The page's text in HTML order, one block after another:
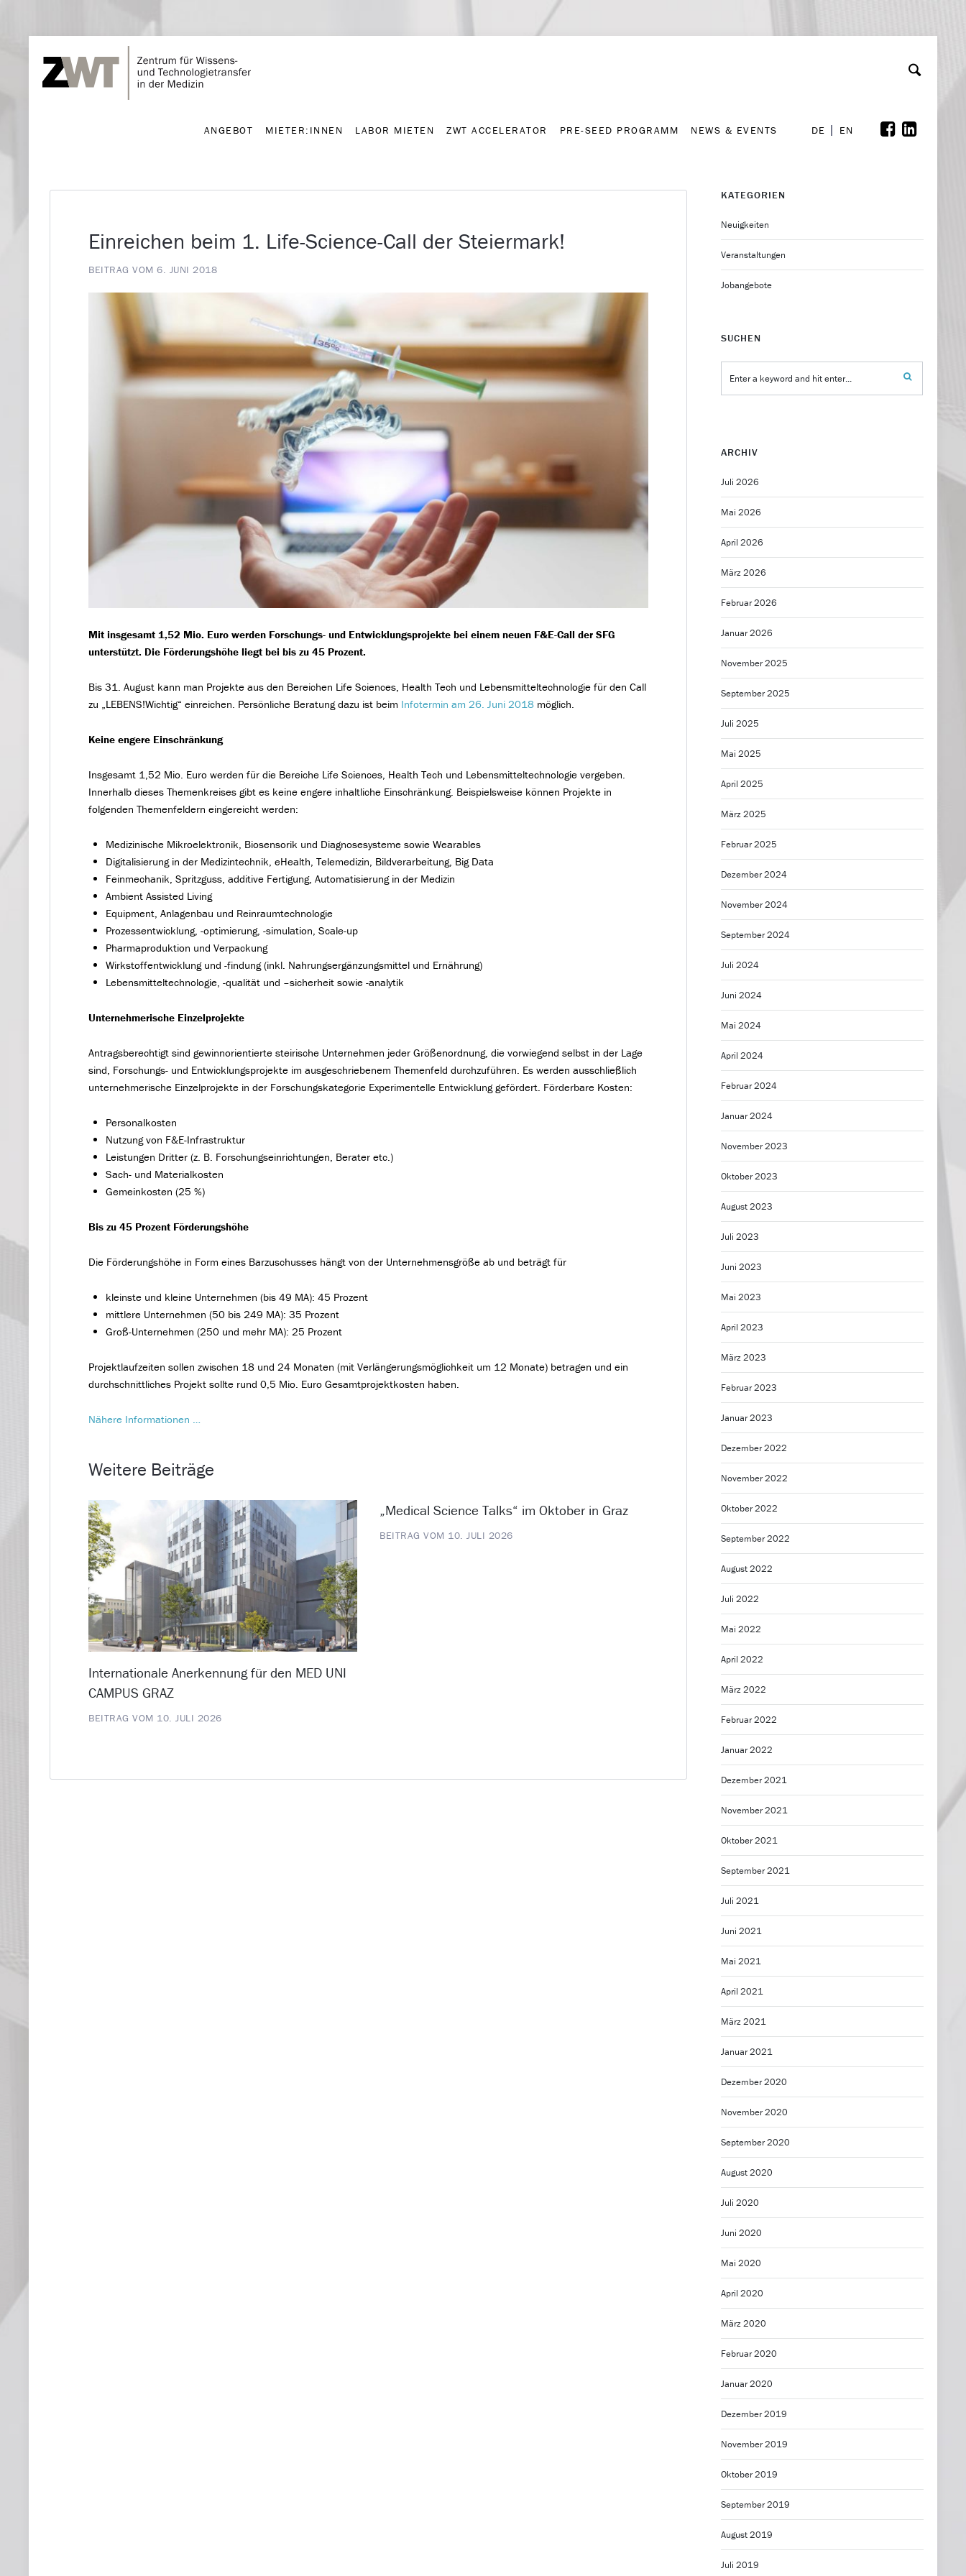
ANGEBOT
ANGEBOT MIETER:INNEN LABOR MIETEN ZWT ACCELERATOR PRE-SEED PROGRAMM NEWS & EVENTS DE EN
Einreichen beim 1. Life-Science-Call der Steiermark!
BEITRAG VOM 6. JUNI 2018
Mit insgesamt 1,52 Mio. Euro werden Forschungs- und Entwicklungsprojekte bei einem neuen F&E-Call der SFG
unterstützt. Die Förderungshöhe liegt bei bis zu 45 Prozent.
Bis 31. August kann man Projekte aus den Bereichen Life Sciences, Health Tech und Lebensmitteltechnologie für den Call
zu „LEBENS!Wichtig“ einreichen. Persönliche Beratung dazu ist beim Infotermin am 26. Juni 2018 möglich.
Keine engere Einschränkung
Insgesamt 1,52 Mio. Euro werden für die Bereiche Life Sciences, Health Tech und Lebensmitteltechnologie vergeben.
Innerhalb dieses Themenkreises gibt es keine engere inhaltliche Einschränkung. Beispielsweise können Projekte in
folgenden Themenfeldern eingereicht werden:
Medizinische Mikroelektronik, Biosensorik und Diagnosesysteme sowie Wearables
Digitalisierung in der Medizintechnik, eHealth, Telemedizin, Bildverarbeitung, Big Data
Feinmechanik, Spritzguss, additive Fertigung, Automatisierung in der Medizin
Ambient Assisted Living
Equipment, Anlagenbau und Reinraumtechnologie
Prozessentwicklung, -optimierung, -simulation, Scale-up
Pharmaproduktion und Verpackung
Wirkstoffentwicklung und -findung (inkl. Nahrungsergänzungsmittel und Ernährung)
Lebensmitteltechnologie, -qualität und –sicherheit sowie -analytik
Unternehmerische Einzelprojekte
Antragsberechtigt sind gewinnorientierte steirische Unternehmen jeder Größenordnung, die vorwiegend selbst in der Lage
sind, Forschungs- und Entwicklungsprojekte im ausgeschriebenem Themenfeld durchzuführen. Es werden ausschließlich
unternehmerische Einzelprojekte in der Forschungskategorie Experimentelle Entwicklung gefördert. Förderbare Kosten:
Personalkosten
Nutzung von F&E-Infrastruktur
Leistungen Dritter (z. B. Forschungseinrichtungen, Berater etc.)
Sach- und Materialkosten
Gemeinkosten (25 %)
Bis zu 45 Prozent Förderungshöhe
Die Förderungshöhe in Form eines Barzuschusses hängt von der Unternehmensgröße ab und beträgt für
kleinste und kleine Unternehmen (bis 49 MA): 45 Prozent
mittlere Unternehmen (50 bis 249 MA): 35 Prozent
Groß-Unternehmen (250 und mehr MA): 25 Prozent
Projektlaufzeiten sollen zwischen 18 und 24 Monaten (mit Verlängerungsmöglichkeit um 12 Monate) betragen und ein
durchschnittliches Projekt sollte rund 0,5 Mio. Euro Gesamtprojektkosten haben.
Nähere Informationen …
Weitere Beiträge
Internationale Anerkennung für den MED UNI
CAMPUS GRAZ
BEITRAG VOM 10. JULI 2026
„Medical Science Talks“ im Oktober in Graz
BEITRAG VOM 10. JULI 2026
KATEGORIEN
Neuigkeiten
Veranstaltungen
Jobangebote
SUCHEN
ARCHIV
Juli 2026
Mai 2026
April 2026
März 2026
Februar 2026
Januar 2026
November 2025
September 2025
Juli 2025
Mai 2025
April 2025
März 2025
Februar 2025
Dezember 2024
November 2024
September 2024
Juli 2024
Juni 2024
Mai 2024
April 2024
Februar 2024
Januar 2024
November 2023
Oktober 2023
August 2023
Juli 2023
Juni 2023
Mai 2023
April 2023
März 2023
Februar 2023
Januar 2023
Dezember 2022
November 2022
Oktober 2022
September 2022
August 2022
Juli 2022
Mai 2022
April 2022
März 2022
Februar 2022
Januar 2022
Dezember 2021
November 2021
Oktober 2021
September 2021
Juli 2021
Juni 2021
Mai 2021
April 2021
März 2021
Januar 2021
Dezember 2020
November 2020
September 2020
August 2020
Juli 2020
Juni 2020
Mai 2020
April 2020
März 2020
Februar 2020
Januar 2020
Dezember 2019
November 2019
Oktober 2019
September 2019
August 2019
Juli 2019